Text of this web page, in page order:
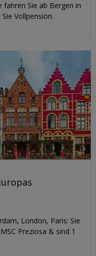
Sie ab Bergen in
Vollpension.
London, Paris: Sie
Preziosa & sind 1